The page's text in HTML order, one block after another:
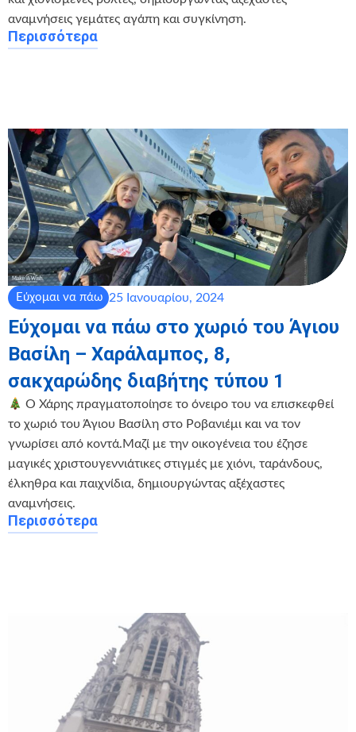
αναμνήσεις γεμάτες αγάπη και συγκίνηση.
Περισσότερα
Εύχομαι να πάω 25 Ιανουαρίου, 2024
Εύχομαι να πάω στο χωριό του Άγιου
Βασίλη – Χαράλαμπος, 8,
σακχαρώδης διαβήτης τύπου 1
Ο Χάρης πραγματοποίησε το όνειρο του να επισκεφθεί
το χωριό του Άγιου Βασίλη στο Ροβανιέμι και να τον
γνωρίσει από κοντά.Μαζί με την οικογένεια του έζησε
μαγικές χριστουγεννιάτικες στιγμές με χιόνι, ταράνδους,
έλκηθρα και παιχνίδια, δημιουργώντας αξέχαστες
αναμνήσεις.
Περισσότερα